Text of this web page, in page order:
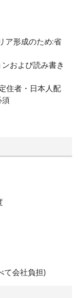
ア形成のため:省
および読み書き
住者・日本人配
須
て会社負担)